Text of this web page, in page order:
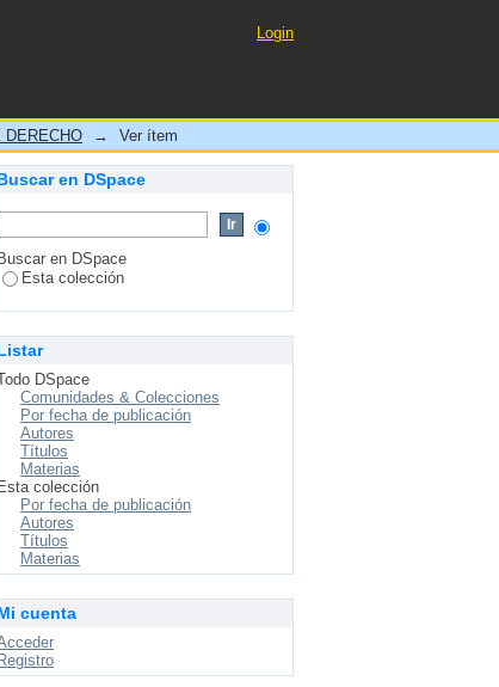
en las fiscalias
Login
DERECHO → Ver ítem
en DSpace
Buscar en DSpace
Esta colección
DSpace
Comunidades & Colecciones
Por fecha de publicación
Autores
Títulos
Materias
Esta colección
Por fecha de publicación
Autores
Títulos
Materias
cuenta
Registro